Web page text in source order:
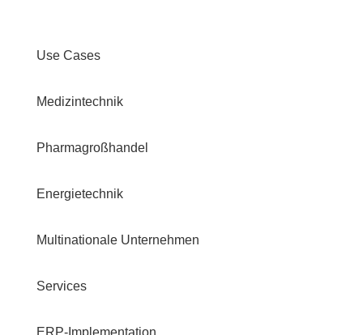
Use Cases
Medizintechnik
Pharmagroßhandel
Energietechnik
Multinationale Unternehmen
Services
ERP-Implementation